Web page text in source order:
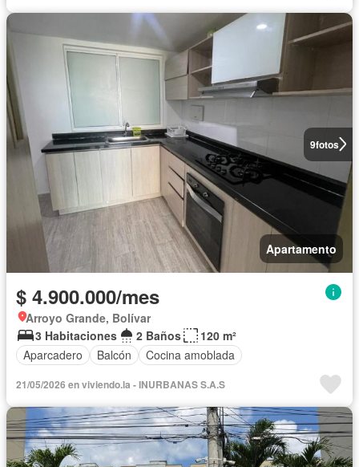
9fotos
Apartamento
$ 4.900.000/mes
Arroyo Grande, Bolívar
3 Habitaciones
2 Baños
120 m²
Aparcadero
Balcón Cocina amoblada
21/05/2026 en viviendo.la - INURBANAS S.A.S